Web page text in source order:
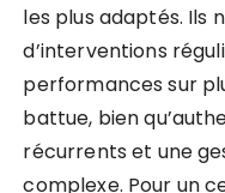
les plus adaptés. Ils
d’interventions
performances sur
battue, bien
récurrents et une
complexe. Pour un